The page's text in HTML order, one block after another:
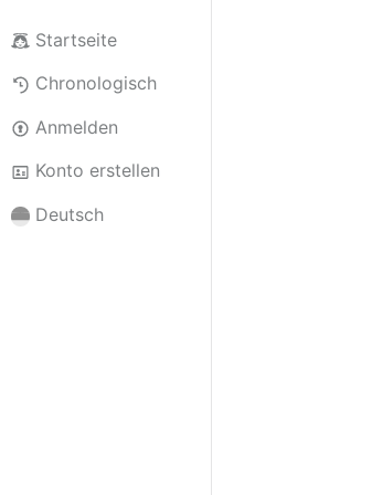
Startseite
Chronologisch
Anmelden
Konto erstellen
Deutsch